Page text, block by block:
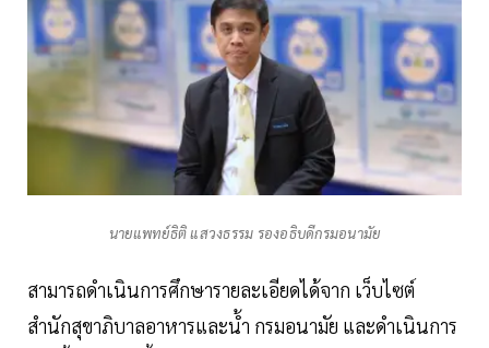
นายแพทย์ธิติ แสวงธรรม รองอธิบดีกรมอนามัย
สามารถดำเนินการศึกษารายละเอียดได้จาก เว็บไซต์
สำนักสุขาภิบาลอาหารและน้ำ กรมอนามัย และดำเนินการ